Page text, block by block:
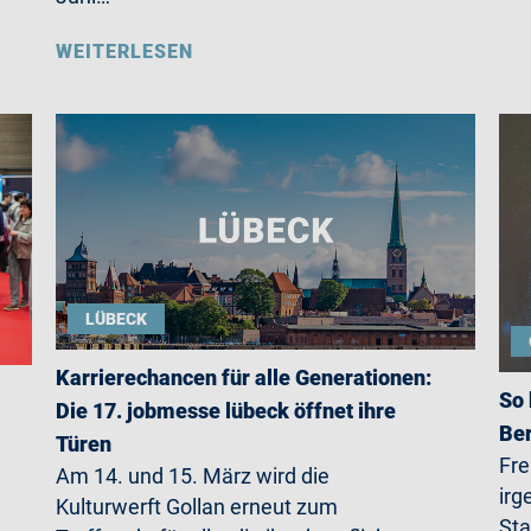
WEITERLESEN
LÜBECK
Karrierechancen für alle Generationen:
Die 17. jobmesse lübeck öffnet ihre
Türen
Am 14. und 15. März wird die
Kulturwerft Gollan erneut zum
So